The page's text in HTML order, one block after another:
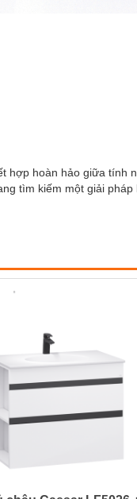
hoàn hảo giữa tính
tìm kiếm một giải